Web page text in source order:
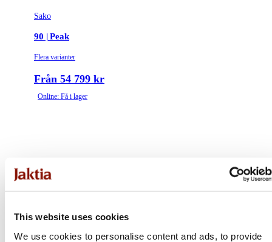
This website uses cookies
We use cookies to personalise content and ads, to provide
Sako
90 | Peak
Flera varianter
Från 54 799 kr
Online: Få i lager